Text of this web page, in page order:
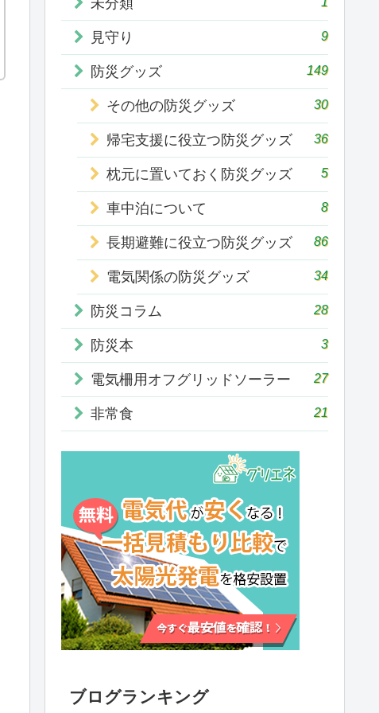
未分類
見守り 9
防災グッズ 149
その他の防災グッズ 30
帰宅支援に役立つ防災グッズ 36
枕元に置いておく防災グッズ 5
車中泊について 8
長期避難に役立つ防災グッズ 86
電気関係の防災グッズ 34
防災コラム 28
防災本 3
電気柵用オフグリッドソーラー 27
非常食 21
ブログランキング